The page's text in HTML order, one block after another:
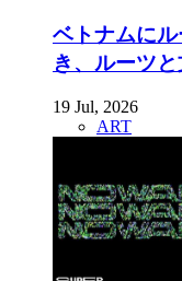
ベトナムに
き、ルーツ
19 Jul, 2026
ART